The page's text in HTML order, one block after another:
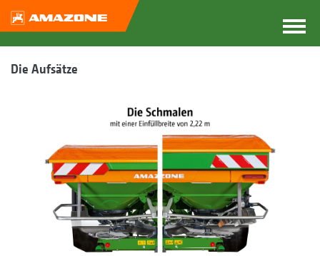
Die Aufsätze